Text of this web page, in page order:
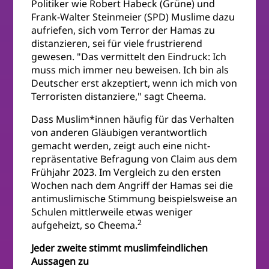
Politiker wie Robert Habeck (Grüne) und
Frank-Walter Steinmeier (SPD) Muslime dazu
aufriefen, sich vom Terror der Hamas zu
distanzieren, sei für viele frustrierend
gewesen. "Das vermittelt den Eindruck: Ich
muss mich immer neu beweisen. Ich bin als
Deutscher erst akzeptiert, wenn ich mich von
Terroristen distanziere," sagt Cheema.
Dass Muslim*innen häufig für das Verhalten
von anderen Gläubigen verantwortlich
gemacht werden, zeigt auch eine nicht-
repräsentative Befragung von Claim aus dem
Frühjahr 2023. Im Vergleich zu den ersten
Wochen nach dem Angriff der Hamas sei die
antimuslimische Stimmung beispielsweise an
Schulen mittlerweile etwas weniger
aufgeheizt, so Cheema.2
Jeder zweite stimmt muslimfeindlichen
Aussagen zu